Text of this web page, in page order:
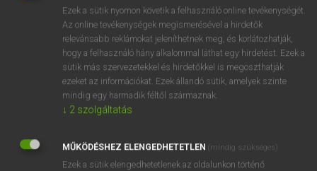
NINCS ELŐFIZETÉSED?
Nincs regisztrációm és előfizetésem. A szótár 2 órás,
díjmentes próbaverziójának elindításához regisztrálok és
belépek.
REGISZTRÁCIÓ
Ezek a sütik nyomon követik a felhasználó online tevékenységét.
Az online tevékenységek megismerésével a hirdetők
relevánsabb reklámokat jeleníthetnek meg, és korlátozhatják,
hogy a felhasználó hány alkalommal láthat egy hirdetést. Ezek a
sütik más szervezetekkel és hirdetőkkel is megoszthatják
ezeket az információkat. Ezek állandó sütik, amelyek szinte
mindig egy harmadik féltől származnak.
↓ 2 szolgáltatás
MŰKÖDÉSHEZ ELENGEDHETETLEN (mindig szükséges)
Ezek a sütik elengedhetetlenek az oldalunkon történő